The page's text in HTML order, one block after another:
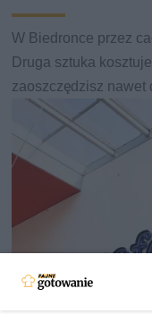
W Biedronce przez
Druga sztuka
zaoszczędzisz nawet